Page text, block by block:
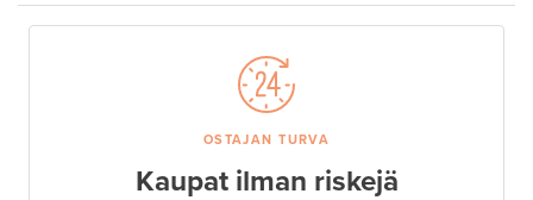
OSTAJAN TURVA
Kaupat ilman riskejä